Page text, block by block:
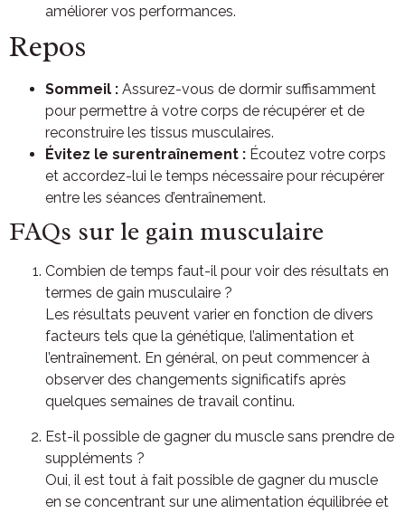
améliorer vos performances.
Repos
Sommeil : Assurez-vous de dormir suffisamment
pour permettre à votre corps de récupérer et de
reconstruire les tissus musculaires.
Évitez le surentraînement : Écoutez votre corps
et accordez-lui le temps nécessaire pour récupérer
entre les séances d’entraînement.
FAQs sur le gain musculaire
Combien de temps faut-il pour voir des résultats en
termes de gain musculaire ?
Les résultats peuvent varier en fonction de divers
facteurs tels que la génétique, l’alimentation et
l’entraînement. En général, on peut commencer à
observer des changements significatifs après
quelques semaines de travail continu.
Est-il possible de gagner du muscle sans prendre de
suppléments ?
Oui, il est tout à fait possible de gagner du muscle
en se concentrant sur une alimentation équilibrée et